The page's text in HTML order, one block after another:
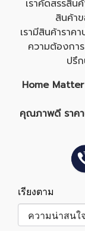
เราคัดสรรสิ
สินค้า
เรามีสินค้าราค
ความต้องกา
ปรึ
Home
คุณภาพดี ราค
เรียงตาม